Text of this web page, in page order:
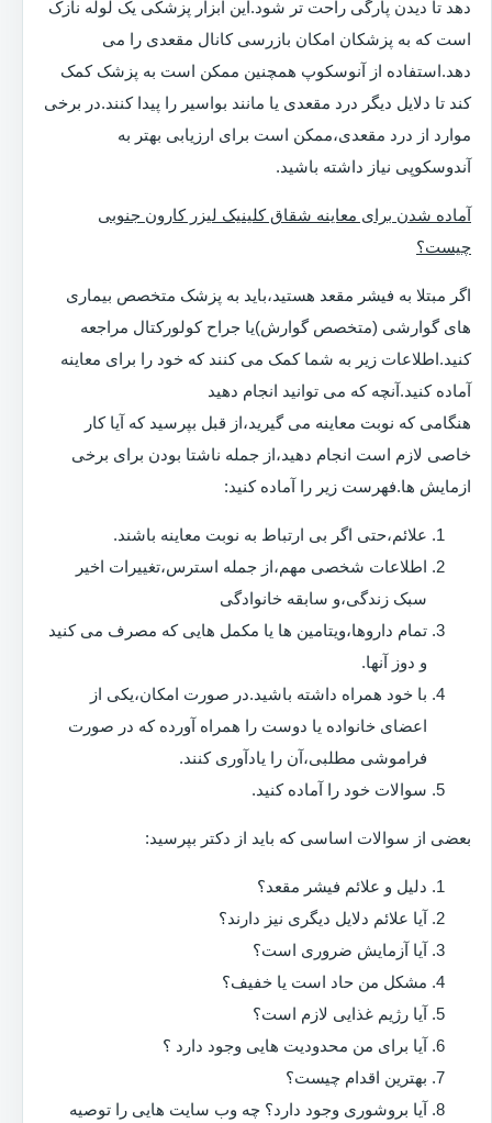
دهد تا دیدن پارگی راحت تر شود.این ابزار پزشکی یک لوله نازک
است که به پزشکان امکان بازرسی کانال مقعدی را می
دهد.استفاده از آنوسکوپ همچنین ممکن است به پزشک کمک
کند تا دلایل دیگر درد مقعدی یا مانند بواسیر را پیدا کنند.در برخی
موارد از درد مقعدی،ممکن است برای ارزیابی بهتر به
آندوسکوپی نیاز داشته باشید.
آماده شدن برای معاینه شقاق کلینیک لیزر کارون جنوبی
چیست؟
اگر مبتلا به فیشر مقعد هستید،باید به پزشک متخصص بیماری
های گوارشی (متخصص گوارش)یا جراح کولورکتال مراجعه
کنید.اطلاعات زیر به شما کمک می کنند که خود را برای معاینه
آماده کنید.آنچه که می توانید انجام دهید
هنگامی که نوبت معاینه می گیرید،از قبل بپرسید که آیا کار
خاصی لازم است انجام دهید،از جمله ناشتا بودن برای برخی
ازمایش ها.فهرست زیر را آماده کنید:
علائم،حتی اگر بی ارتباط به نوبت معاینه باشند.
اطلاعات شخصی مهم،از جمله استرس،تغییرات اخیر
سبک زندگی،و سابقه خانوادگی
تمام داروها،ویتامین ها یا مکمل هایی که مصرف می کنید
و دوز آنها.
با خود همراه داشته باشید.در صورت امکان،یکی از
اعضای خانواده یا دوست را همراه آورده که در صورت
فراموشی مطلبی،آن را یادآوری کنند.
سوالات خود را آماده کنید.
بعضی از سوالات اساسی که باید از دکتر بپرسید:
دلیل و علائم فیشر مقعد؟
آیا علائم دلایل دیگری نیز دارند؟
آیا آزمایش ضروری است؟
مشکل من حاد است یا خفیف؟
آیا رژیم غذایی لازم است؟
آیا برای من محدودیت هایی وجود دارد ؟
بهترین اقدام چیست؟
آیا بروشوری وجود دارد؟ چه وب سایت هایی را توصیه